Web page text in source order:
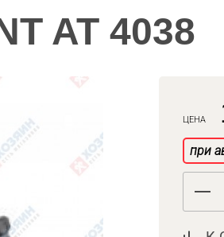
AT 4038
ЦЕНА
при